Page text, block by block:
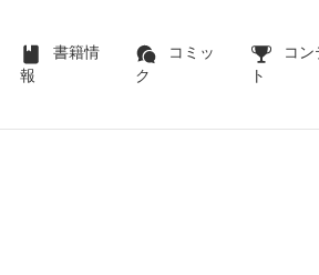
書籍情
報
コミッ
ク
コ
ト